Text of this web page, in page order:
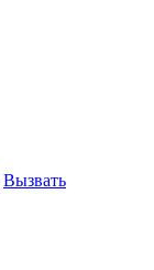
Вызвать